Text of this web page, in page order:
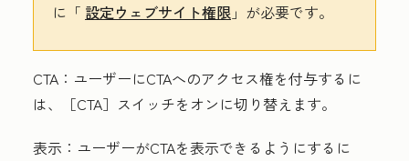
に「 設定ウェブサイト権限 」が必要です。
CTA ：ユーザーにCTAへのアクセス権を付与するに
は、［CTA］ スイッチをオンに切り替えます。
表示 ：ユーザーがCTAを表示できるようにするに